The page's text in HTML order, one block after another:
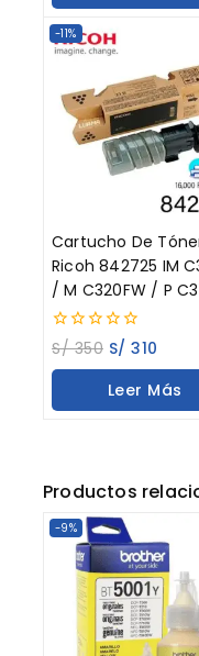
-11%
Cartucho De
Ricoh 842725 IM
/ M C320FW / P
Black 16.000 Páginas
0
out
of
S/350 S/ 310
Leer Más
Productos
-9%